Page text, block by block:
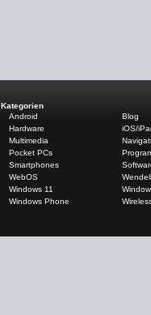
Kategorien
Android
Blog
Hardware
iOS/
Multimedia
Pocket PCs
Smartphones
WebOS
Windows 11
Windows Phone